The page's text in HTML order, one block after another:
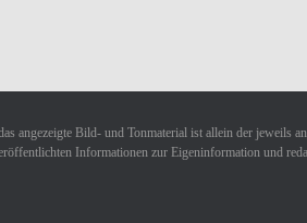
angezeigte Bild- und Tonmaterial ist allein der jeweils
Informationen zur Eigeninformation und